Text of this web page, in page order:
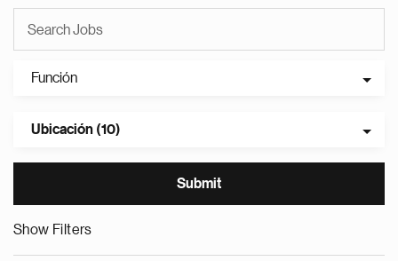
Función
Ubicación (10)
Show Filters